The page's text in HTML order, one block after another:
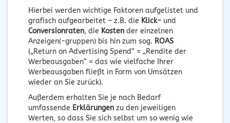
Hierbei werden wichtige Faktoren aufgelistet und
grafisch aufgearbeitet – z.B. die Klick- und
Conversionraten, die Kosten der einzelnen
Anzeigen(-gruppen) bis hin zum sog. ROAS
(„Return on Advertising Spend“ = „Rendite der
Werbeausgaben“ = das wie vielfache Ihrer
Werbeausgaben fließt in Form von Umsätzen
wieder an Sie zurück).
Außerdem erhalten Sie je nach Bedarf
umfassende Erklärungen zu den jeweiligen
Werten, so dass Sie sich selbst um so wenig wie